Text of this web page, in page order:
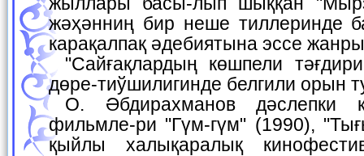
жәҳәнниң бир неше тиллеринде
карақалпақ әдебиятына эссе
"Сайғақлардың көшпели тәғдири" эссеси жазыўшы
дөре-тиўшилигинде белгили орын
О. Әбдирахманов дәслепки қарақалпақ көркем
фильмле-ри "Гүм-гүм" (1990),
қыйлы халықаралық